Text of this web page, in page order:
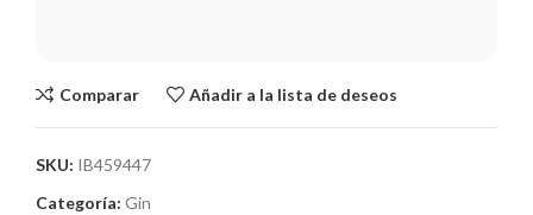
Comparar Añadir a la lista de deseos
SKU: IB459447
Categoría: Gin